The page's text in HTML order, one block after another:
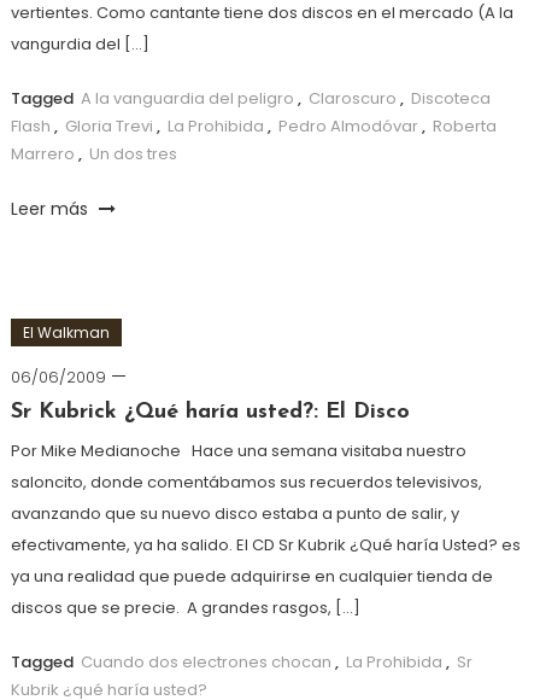
vertientes. Como cantante tiene dos discos en el mercado (A la
vangurdia del […]
Tagged A la vanguardia del peligro , Claroscuro , Discoteca
Flash , Gloria Trevi , La Prohibida , Pedro Almodóvar, Roberta
Marrero , Un dos tres
Leer más
El Walkman
06/06/2009
Sr Kubrick ¿Qué haría usted?: El Disco
Por Mike Medianoche Hace una semana visitaba nuestro
saloncito, donde comentábamos sus recuerdos televisivos,
avanzando que su nuevo disco estaba a punto de salir, y
efectivamente, ya ha salido. El CD Sr Kubrik ¿Qué haría Usted? es
ya una realidad que puede adquirirse en cualquier tienda de
discos que se precie. A grandes rasgos, […]
Tagged Cuando dos electrones chocan , La Prohibida , Sr
Kubrik ¿qué haría usted?